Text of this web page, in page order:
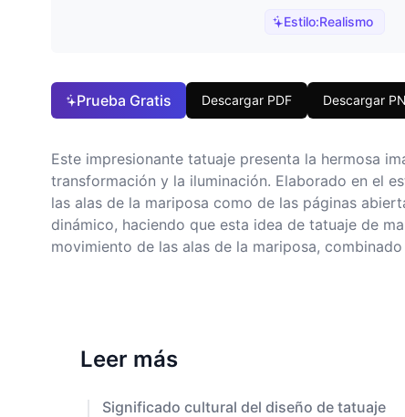
Estilo:Realismo
Prueba Gratis Descargar PDF Descargar
Este impresionante tatuaje presenta la hermosa
transformación y la iluminación. Elaborado en el
las alas de la mariposa como de las páginas
dinámico, haciendo que esta idea de tatuaje de
movimiento de las alas de la mariposa,
Leer más
Significado cultural del diseño de tatuaje